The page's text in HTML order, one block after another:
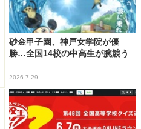
砂金甲子園、神戸女学院が優
勝…全国14校の中高生が腕競う
2026.7.29